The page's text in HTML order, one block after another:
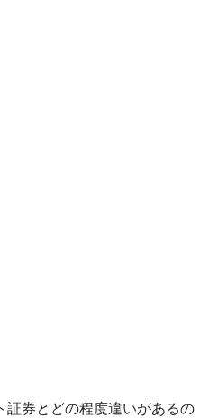
証券とどの程度違いがあるの